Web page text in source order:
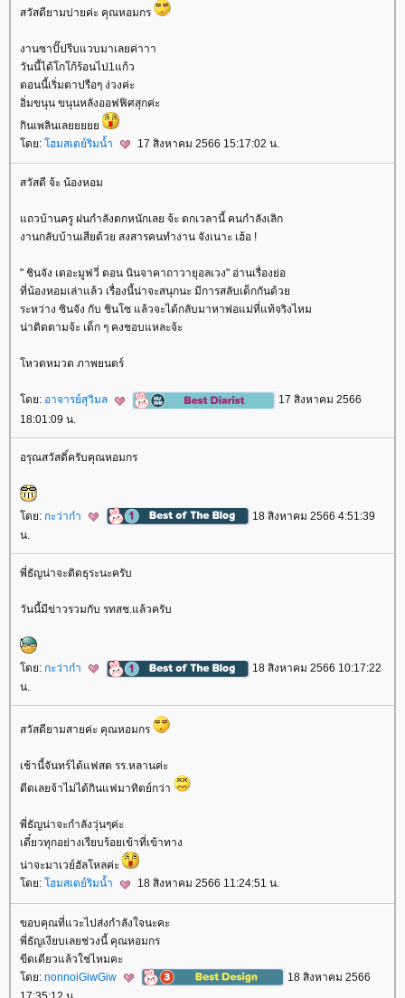
สวัสดียามบ่ายค่ะ คุณหอมกร
งานซาปั๊ปรีบแวบมาเลยค่าาา
วันนี้ได้โกโก้ร้อนไป1แก้ว
ตอนนี้เริ่มตาปรือๆ ง่วงค่ะ
อิ่มขนุน ขนุนหลังออฟฟิศสุกค่ะ
กินเพลินเล
ดย: ฮมสเตย์ริมน้ำ 17 สิงหาคม 2566 15:17:02 น.
สวัสดี จ้ะ น้องหอม
ถวบ้านครู ฝนกำลังตกหนักเลย จ้ะ ตกเวลานี้ คนกำลังเลิก
งานกลับบ้านเสียด้วย สงสารคนทำงาน จังเนาะ เฮ้อ !
" ชินจัง เดอะมูฟวี่ ตอน นินจาคาถาวายุอลเวง" อ่านเรื่องย่อ
ที่น้องหอมเล่าแล้ว เรื่องนี้น่าจะสนุกนะ มีการสลับเด็กกันด้ว
ระหว่าง ซินจัง กับ ชินโซ แล้วจะได้กลับมาหาพ่อแม่ที่แท้จริงไหม
น่าติดตามจ้ะ เด็ก ๆ คงชอบแหละจ้ะ
หวดหมวด ภาพยนตร์
ดย: อาจารย์สุวิมล
17 สิงหาคม 2566
18:01:09 น.
อรุณสวัสดิ์ครับคุณหอมกร
ดย: กะว่าก๋า
18 สิงหาคม 2566 4:51:39
น.
พี่ธัญน่าจะติดธุระนะครับ
วันนี้มีข่าวรวมกับ รทสช.แล้วครับ
ดย: กะว่าก๋า
18 สิงหาคม 2566 10:17:22
น.
สวัสดียามสายค่ะ คุณหอมกร
เช้านี้จันทร์ได้แฟสด รร.หลานค่ะ
ดีดเลยจ้าไม่ได้กินแฟมาทิตย์กว่า
พี่ธัญน่าจะกำลังวุ่นๆค่ะ
เดี๋ยวทุกอย่างเรียบร้อยเข้าที่เข้าทาง
น่าจะมาเวย์ฮัลโหลค่ะ
ดย: ฮมสเตย์ริมน้ำ 18 สิงหาคม 2566 11:24:51 น.
ขอบคุณที่แวะไปส่งกำลังใจนะคะ
พี่ธัญเงียบเลยช่วงนี้ คุณหอมกร
ขีดเดียวแล้วใช่ไหมคะ
ดย: nonnoiGiwGiw
18 สิงหาคม 2566